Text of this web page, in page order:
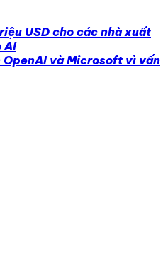
USD cho các nhà xuất
AI
OpenAI và Microsoft vì vấn